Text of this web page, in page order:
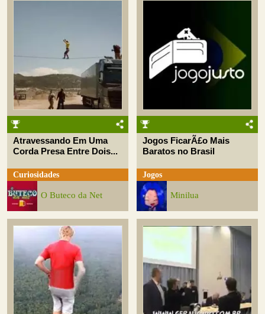
Atravessando Em Uma
Corda Presa Entre Dois...
Curiosidades
O Buteco da Net
Jogos FicarÃ£o Mais
Baratos no Brasil
Jogos
Minilua